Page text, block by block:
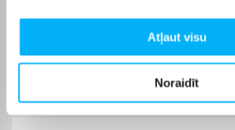
Atļaut visu
Noraidīt
izmantot bezprocentu nomaksu līdz 6
pie katra produkta, vai tam ir pieejama